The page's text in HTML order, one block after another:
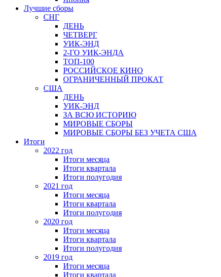
Лучшие сборы
СНГ
ДЕНЬ
ЧЕТВЕРГ
УИК-ЭНД
2-ГО УИК-ЭНДА
ТОП-100
РОССИЙСКОЕ КИНО
ОГРАНИЧЕННЫЙ ПРОКАТ
США
ДЕНЬ
УИК-ЭНД
ЗА ВСЮ ИСТОРИЮ
МИРОВЫЕ СБОРЫ
МИРОВЫЕ СБОРЫ БЕЗ УЧЕТА США
Итоги
2022 год
Итоги месяца
Итоги квартала
Итоги полугодия
2021 год
Итоги месяца
Итоги квартала
Итоги полугодия
2020 год
Итоги месяца
Итоги квартала
Итоги полугодия
2019 год
Итоги месяца
Итоги квартала